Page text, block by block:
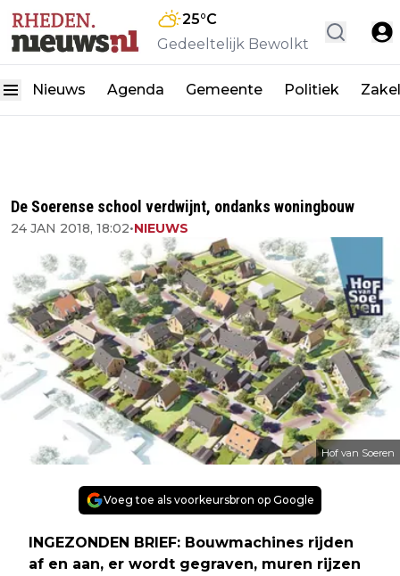
25°C
Gedeeltelijk Bewolkt
Nieuws Agenda Gemeente Politiek
De Soerense school verdwijnt, ondanks woningbouw
24 JAN 2018, 18:02•NIEUWS
Hof van Soeren
Voeg toe als voorkeursbron op Google
INGEZONDEN BRIEF: Bouwmachines rijden
af en aan, er wordt gegraven, muren rijzen